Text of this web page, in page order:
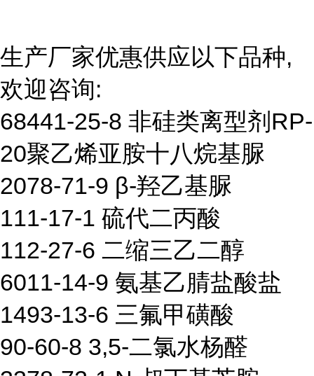
生产厂家优惠供应以下品种,
欢迎咨询:
68441-25-8 非硅类离型剂RP-
20聚乙烯亚胺十八烷基脲
2078-71-9 β-羟乙基脲
111-17-1 硫代二丙酸
112-27-6 二缩三乙二醇
6011-14-9 氨基乙腈盐酸盐
1493-13-6 三氟甲磺酸
90-60-8 3,5-二氯水杨醛